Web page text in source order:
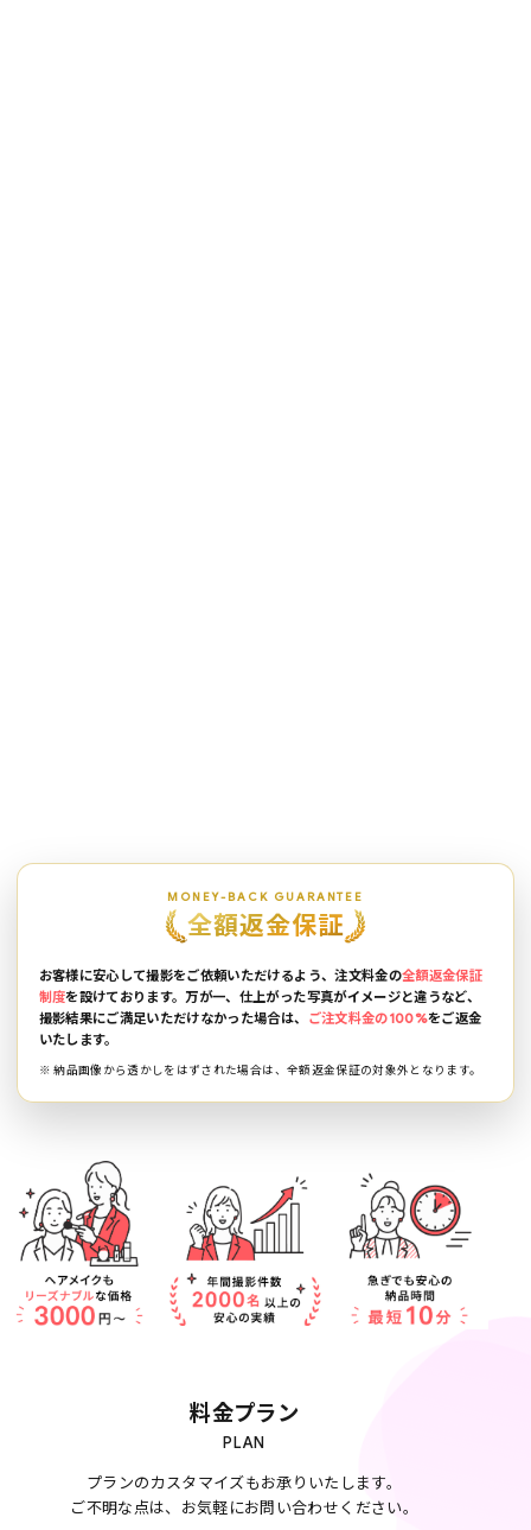
MONEY-BACK GUARANTEE
全額返金保証
お客様に安心して撮影をご依頼いただけるよう、注文料金の全額返金保証
制度を設けております。万が一、仕上がった写真がイメージと違うなど、
撮影結果にご満足いただけなかった場合は、
ご注文料金の100%をご返金
いたします。
※ 納品画像から透かしをはずされた場合は、全額返金保証の対象外となります。
料金プラン
PLAN
プランのカスタマイズもお承りいたします。
ご不明な点は、お気軽にお問い合わせください。